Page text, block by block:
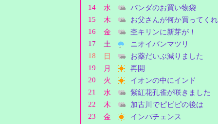
14
水
パンダのお買い物袋
15
木
お父さんが何か買ってく
16
金
杢キリンに新芽が！
17
土
ニオイバンマツリ
18
日
お薬だいぶ減りました
19
月
再開
20
火
イオンの中にインド
21
水
紫紅花孔雀が咲きました
22
木
加古川でピピピの後は
23
金
インパチェンス